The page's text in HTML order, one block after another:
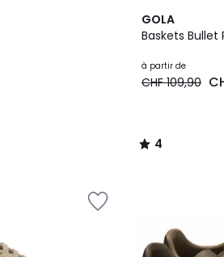
GOLA
Baskets Bullet
à partir de
CHF 109,90
4
/
3
Couleurs
4
/